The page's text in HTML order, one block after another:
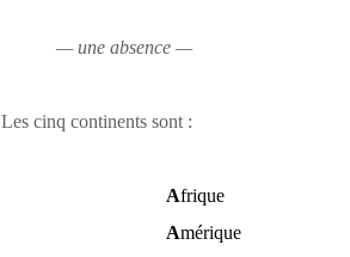
— une absence —
Les cinq continents sont :
Afrique
Amérique